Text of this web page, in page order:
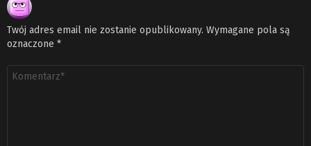
Twój adres email nie zostanie opublikowany. Wymagane pola są
oznaczone *
Komentarz